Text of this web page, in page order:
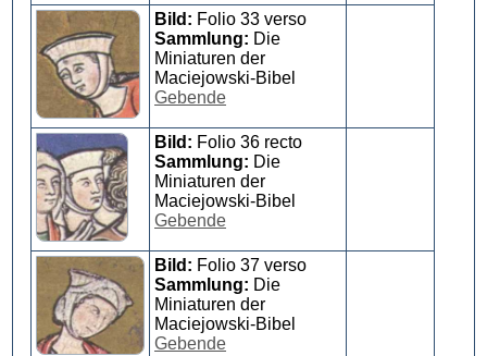
Bild: Folio 33 verso
Sammlung: Die
Miniaturen der
Maciejowski-Bibel
Gebende
Bild: Folio 36 recto
Sammlung: Die
Miniaturen der
Maciejowski-Bibel
Gebende
Bild: Folio 37 verso
Sammlung: Die
Miniaturen der
Maciejowski-Bibel
Gebende